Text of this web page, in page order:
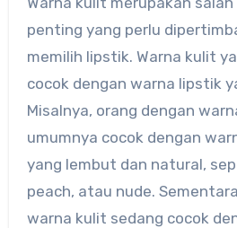
penting yang perlu
memilih lipstik. Warna kulit
cocok dengan warna lipstik
Misalnya, orang dengan
umumnya cocok dengan
yang lembut dan natural,
peach, atau nude.
warna kulit sedang cocok